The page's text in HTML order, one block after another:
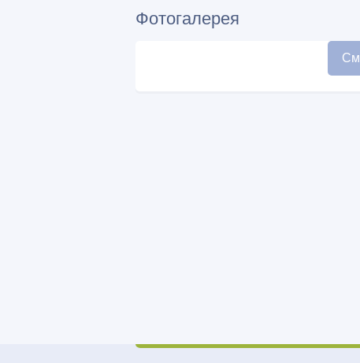
Фотогалерея